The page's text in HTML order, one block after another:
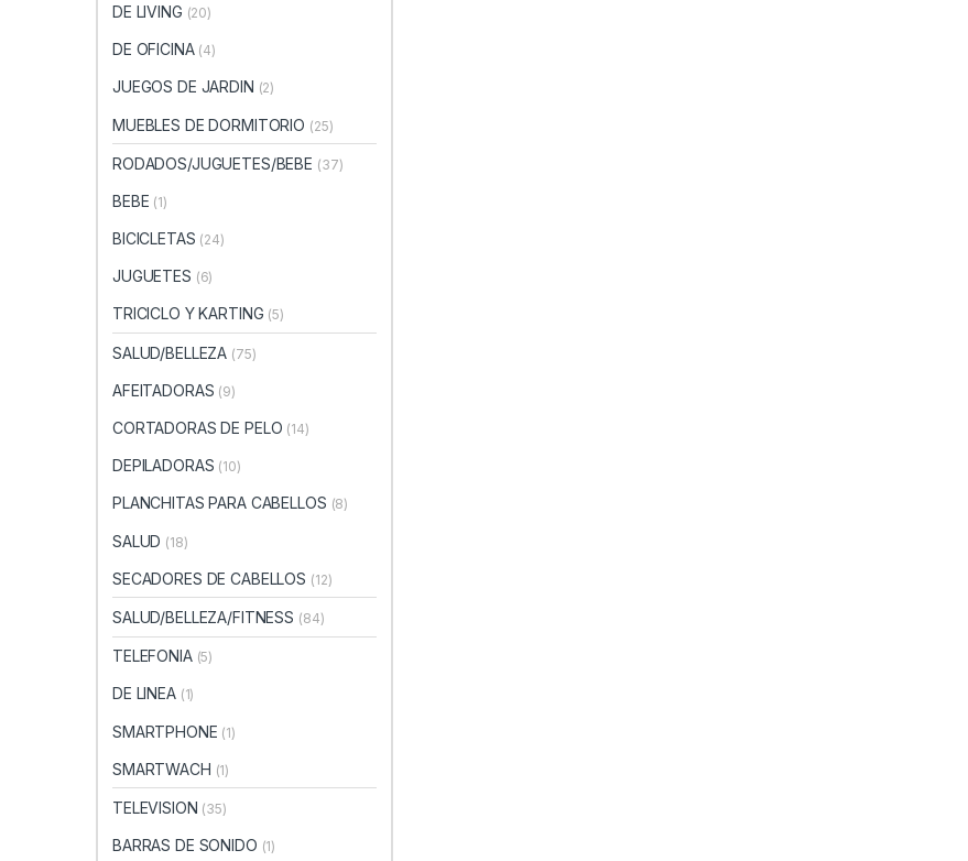
DE LIVING (20)
DE OFICINA (4)
JUEGOS DE JARDIN (2)
MUEBLES DE DORMITORIO (25)
RODADOS/JUGUETES/BEBE (37)
BEBE (1)
BICICLETAS (24)
JUGUETES (6)
TRICICLO Y KARTING (5)
SALUD/BELLEZA (75)
AFEITADORAS (9)
CORTADORAS DE PELO (14)
DEPILADORAS (10)
PLANCHITAS PARA CABELLOS (8)
SALUD (18)
SECADORES DE CABELLOS (12)
SALUD/BELLEZA/FITNESS (84)
TELEFONIA (5)
DE LINEA (1)
SMARTPHONE (1)
SMARTWACH (1)
TELEVISION (35)
BARRAS DE SONIDO (1)